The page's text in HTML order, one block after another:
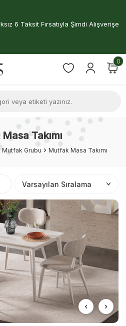
6 Taksit Fırsatıyla Şimdi Alışverişe
0
Takımı
Mutfak Grubu Mutfak Masa Takımı